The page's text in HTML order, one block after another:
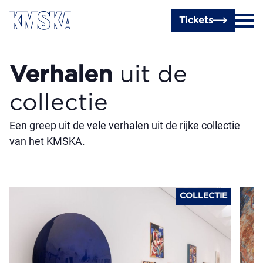
Ga naar hoofdinhoud
Tickets
Verhalen uit de
collectie
Een greep uit de vele verhalen uit de rijke collectie
van het KMSKA.
COLLECTIE